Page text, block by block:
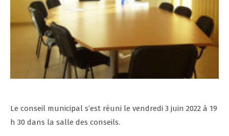
Le conseil municipal s’est réuni le vendredi 3 juin 2022 à 19
h 30 dans la salle des conseils.